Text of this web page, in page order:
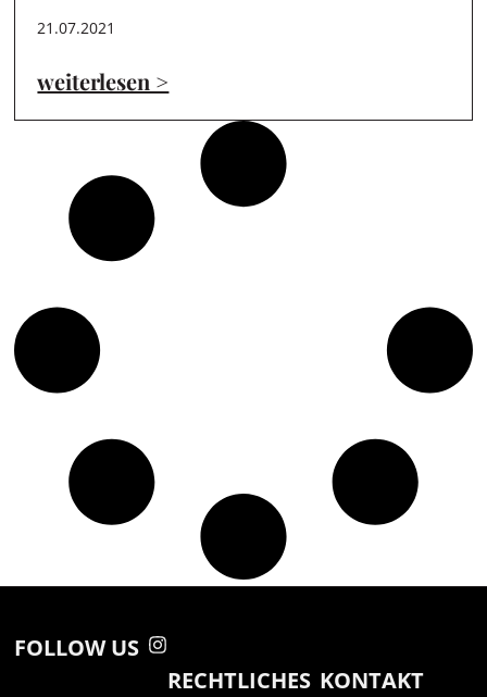
21.07.2021
weiterlesen >
FOLLOW US
RECHTLICHES KONTAKT